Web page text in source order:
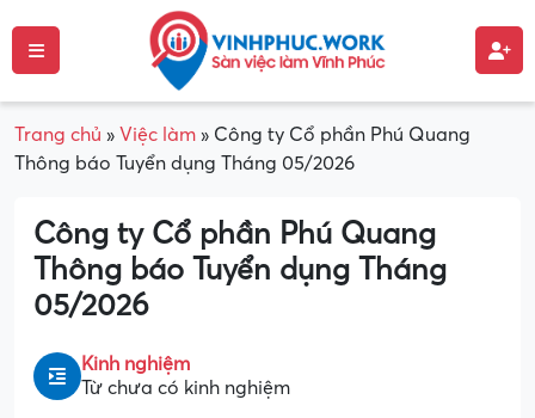
Trang chủ » Việc làm » Công ty Cổ phần Phú Quang
Thông báo Tuyển dụng Tháng 05/2026
Công ty Cổ phần Phú Quang
Thông báo Tuyển dụng Tháng
05/2026
Kinh nghiệm
Từ chưa có kinh nghiệm